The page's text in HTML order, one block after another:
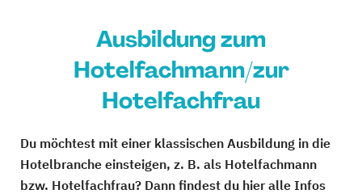
Ausbildung zum
Hotelfachmann/zur
Hotelfachfrau
Du möchtest mit einer klassischen Ausbildung in die
Hotelbranche einsteigen, z. B. als Hotelfachmann
bzw. Hotelfachfrau? Dann findest du hier alle Infos